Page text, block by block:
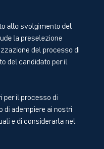
allo svolgimento del
la preselezione
del processo di
del candidato per il
per il processo di
di adempiere ai nostri
e di considerarla nel